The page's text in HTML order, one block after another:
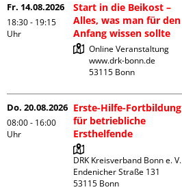
Fr. 14.08.2026
18:30 - 19:15
Uhr
Start in die Beikost –
Alles, was man für den
Anfang wissen sollte
Online Veranstaltung
www.drk-bonn.de
Do. 20.08.2026
08:00 - 16:00
Uhr
Erste-Hilfe-Fortbildung
für betriebliche
Ersthelfende
DRK Kreisverband Bonn e. V.
Endenicher Straße 131